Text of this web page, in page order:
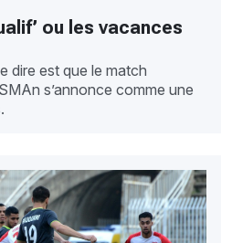
ou les vacances
dire est que le match
s’annonce comme une